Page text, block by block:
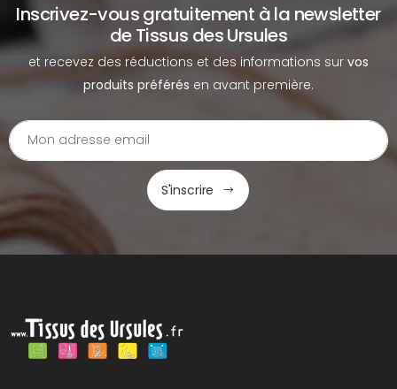
Inscrivez-vous gratuitement à la newsletter
de Tissus des Ursules
et recevez des réductions et des informations sur vos
produits préférés en avant première.
S'inscrire